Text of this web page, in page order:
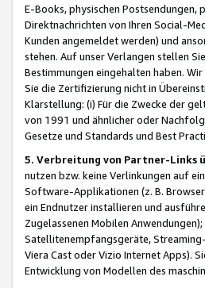
E-Books, physischen
Direktnachrichten von Ihren Social-
Kunden angemeldet werden) und
stehen. Auf unser Verlangen stellen
Bestimmungen eingehalten haben.
Sie die Zertifizierung nicht in
Klarstellung: (i) Für die Zwecke der
von 1991 und ähnlicher oder
Gesetze und Standards und Best
5. Verbreitung von Partner-Links
nutzen bzw. keine Verlinkungen auf
Software-Applikationen (z. B.
ein Endnutzer installieren und
Zugelassenen Mobilen
Satellitenempfangsgeräte,
Viera Cast oder Vizio Internet Apps).
Entwicklung von Modellen des